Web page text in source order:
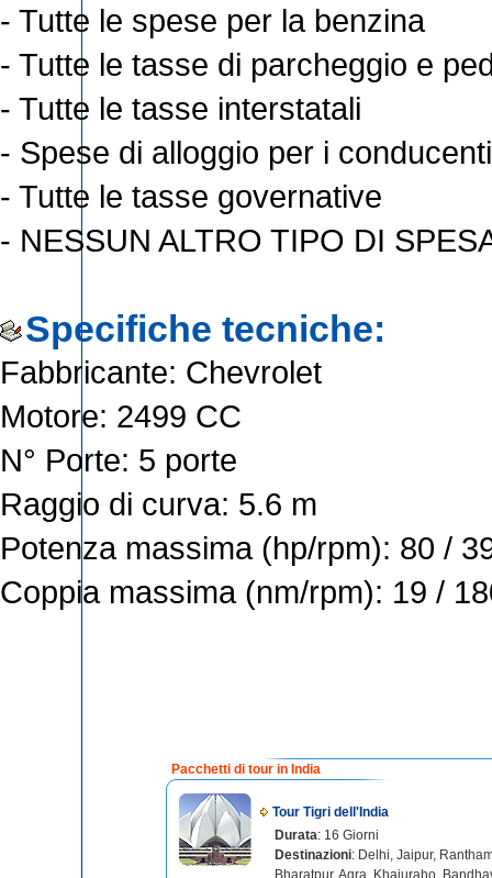
- Tutte le spese per la benzina
- Tutte le tasse di parcheggio e
- Tutte le tasse interstatali
- Spese di alloggio per i conducenti
- Tutte le tasse governative
- NESSUN ALTRO TIPO DI
Specifiche tecniche:
Fabbricante: Chevrolet
Motore: 2499 CC
N° Porte: 5 porte
Raggio di curva: 5.6 m
Potenza massima (hp/rpm): 80 /
Coppia massima (nm/rpm): 19 /
Pacchetti di tour in India
Tour Tigri dell'India
Durata: 16 Giorni
Destinazioni: Delhi, Jaipur,
Bharatpur, Agra, Khajuraho,